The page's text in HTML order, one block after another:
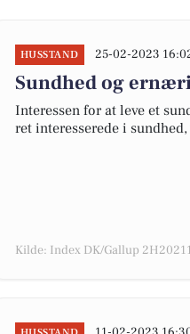
HUSSTAND 25-02-2023
Sundhed og
Interessen for at leve et
ret interesserede i
Kilde: Index DK/Gallup